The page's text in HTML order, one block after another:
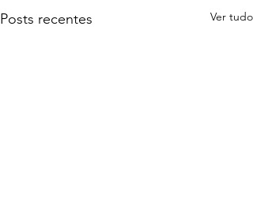
Posts recentes Ver tudo